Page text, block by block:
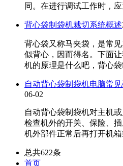
同。在进行调试工作时，
背心袋制袋机裁切系统概述
背心袋又称马夹袋，是常
似背心，因而得名。下面
机的原理是什么吧，背心
自动背心袋制袋机电脑常
06-02
自动背心袋制袋机对主机
检查机外的开关、保险、
机外部件正常后再打开机
总共622条
首页